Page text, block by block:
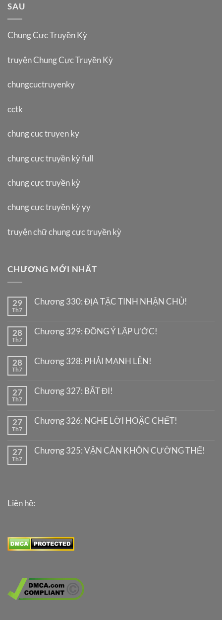
SAU
Chung Cực Truyền Kỳ
truyện Chung Cực Truyền Kỳ
chungcuctruyenky
cctk
chung cuc truyen ky
chung cực truyền kỳ full
chung cực truyền kỳ
chung cực truyền kỳ yy
truyện chữ chung cực truyền kỳ
CHƯƠNG MỚI NHẤT
29
Th7
Chương 330: ĐỊA TẶC TINH NHẬN CHỦ!
28
Th7
Chương 329: ĐỒNG Ý LẬP ƯỚC!
28
Th7
Chương 328: PHẢI MẠNH LÊN!
27
Th7
Chương 327: BẮT ĐI!
27
Th7
Chương 326: NGHE LỜI HOẶC CHẾT!
27
Th7
Chương 325: VẬN CÀN KHÔN CƯỜNG THẾ!
Liên hệ: